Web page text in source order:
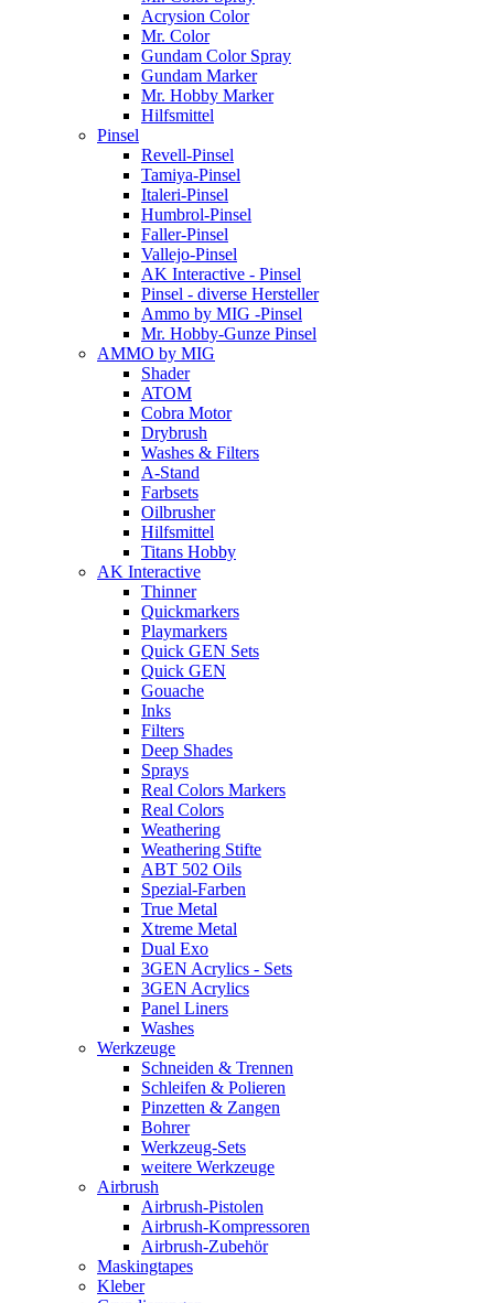
Acrysion Color
Mr. Color
Gundam Color Spray
Gundam Marker
Mr. Hobby Marker
Hilfsmittel
Pinsel
Revell-Pinsel
Tamiya-Pinsel
Italeri-Pinsel
Humbrol-Pinsel
Faller-Pinsel
Vallejo-Pinsel
AK Interactive - Pinsel
Pinsel - diverse Hersteller
Ammo by MIG -Pinsel
Mr. Hobby-Gunze Pinsel
AMMO by MIG
Shader
ATOM
Cobra Motor
Drybrush
Washes & Filters
A-Stand
Farbsets
Oilbrusher
Hilfsmittel
Titans Hobby
AK Interactive
Thinner
Quickmarkers
Playmarkers
Quick GEN Sets
Quick GEN
Gouache
Inks
Filters
Deep Shades
Sprays
Real Colors Markers
Real Colors
Weathering
Weathering Stifte
ABT 502 Oils
Spezial-Farben
True Metal
Xtreme Metal
Dual Exo
3GEN Acrylics - Sets
3GEN Acrylics
Panel Liners
Washes
Werkzeuge
Schneiden & Trennen
Schleifen & Polieren
Pinzetten & Zangen
Bohrer
Werkzeug-Sets
weitere Werkzeuge
Airbrush
Airbrush-Pistolen
Airbrush-Kompressoren
Airbrush-Zubehör
Maskingtapes
Kleber